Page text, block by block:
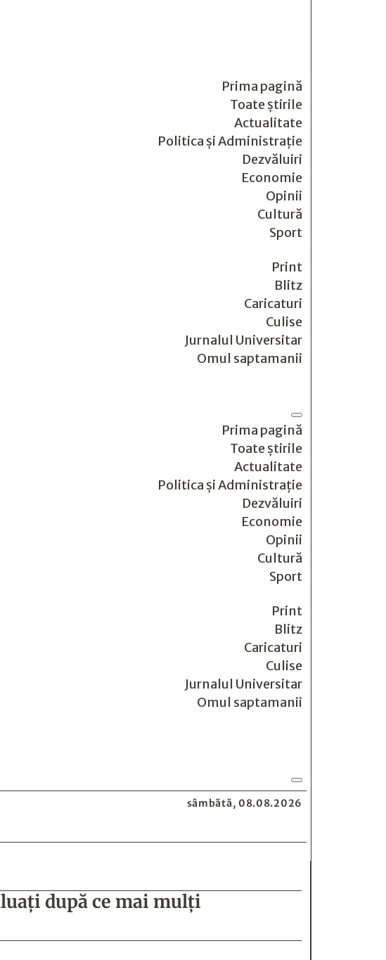
Prima pagină
Toate știrile
Actualitate
Politica și Administrație
Dezvăluiri
Economie
Opinii
Cultură
Sport
Print
Blitz
Caricaturi
Culise
Jurnalul Universitar
Omul saptamanii
Prima pagină
Toate știrile
Actualitate
Politica și Administrație
Dezvăluiri
Economie
Opinii
Cultură
Sport
Print
Blitz
Caricaturi
Culise
Jurnalul Universitar
Omul saptamanii
sâmbătă, 08.08.2026
după ce mai mulţi